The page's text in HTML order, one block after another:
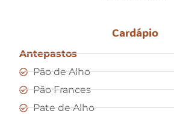
Cardápio
Antepastos
Pão de Alho
Pão Frances
Pate de Alho